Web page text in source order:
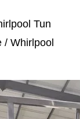
Tun
Whirlpool